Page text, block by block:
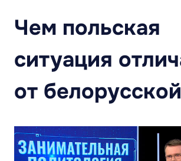
Чем польская
ситуация
от